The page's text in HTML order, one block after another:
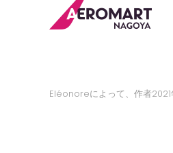
Eléonoreによって、作者